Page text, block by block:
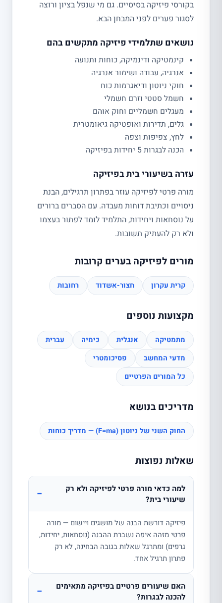
בקורסי פיזיקה בסיסיים. גם מי שנפל בציון ורוצה
לסגור פערים לפני המבחן הבא.
נושאים שתלמידי פיזיקה מתקשים בהם
קינמטיקה ודינמיקה, כוחות ותנועה
אנרגיה, עבודה ושימור אנרגיה
חוקי ניוטון ודיאגרמות כוח
חשמל סטטי וזרם חשמלי
מעגלים חשמליים וחוק אוהם
גלים, תדירות ואופטיקה גיאומטרית
לחץ, צפיפות וצפה
הכנה לבגרות 5 יחידות בפיזיקה
עזרה בשיעורי בית בפיזיקה
מורה פרטי לפיזיקה עוזר בפתרון תרגילים, הבנת
ניסויים וכתיבת דוחות מעבדה. עם הסברים ברורים
על נוסחאות ויחידות, התלמיד לומד לפתור בעצמו
ולא רק להעתיק תשובות.
מורים לפיזיקה בערים קרובות
קרית עקרון חצור-אשדוד רחובות
מקצועות נוספים
מתמטיקה אנגלית כימיה
עברית
מדעי המחשב
פסיכומטרי
כל המורים הפרטיים
מדריכים בנושא
החוק השני של ניוטון (F=ma) — מדריך כוחות
שאלות נפוצות
למה כדאי מורה פרטי לפיזיקה ולא רק
שיעורי בית?
−
פיזיקה דורשת הבנה של מושגים ויישום — מורה
פרטי מזהה איפה נשברת ההבנה (נוסחאות, יחידות,
גרפים) ומתרגל שאלות בגובה הבחינה, לא רק
פתרון תרגיל אחד.
האם שיעורים פרטיים בפיזיקה מתאימים
להכנה לבגרות?
−